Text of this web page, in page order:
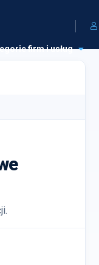
firm i usług